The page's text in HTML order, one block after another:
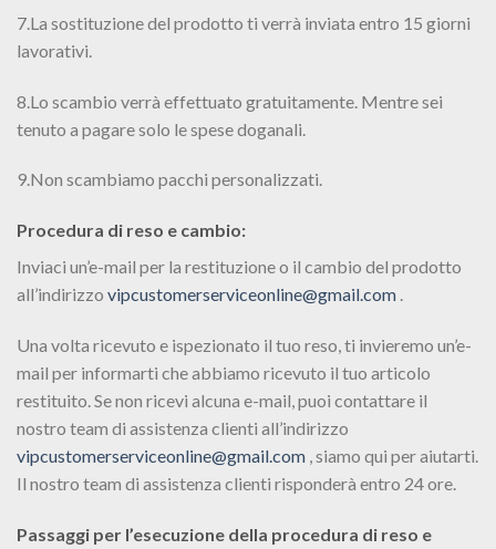
7.La sostituzione del prodotto ti verrà inviata entro 15 giorni
lavorativi.
8.Lo scambio verrà effettuato gratuitamente. Mentre sei
tenuto a pagare solo le spese doganali.
9.Non scambiamo pacchi personalizzati.
Procedura di reso e cambio:
Inviaci un’e-mail per la restituzione o il cambio del prodotto
all’indirizzo vipcustomerserviceonline@gmail.com .
Una volta ricevuto e ispezionato il tuo reso, ti invieremo un’e-
mail per informarti che abbiamo ricevuto il tuo articolo
restituito. Se non ricevi alcuna e-mail, puoi contattare il
nostro team di assistenza clienti all’indirizzo
vipcustomerserviceonline@gmail.com , siamo qui per aiutarti.
Il nostro team di assistenza clienti risponderà entro 24 ore.
Passaggi per l’esecuzione della procedura di reso e